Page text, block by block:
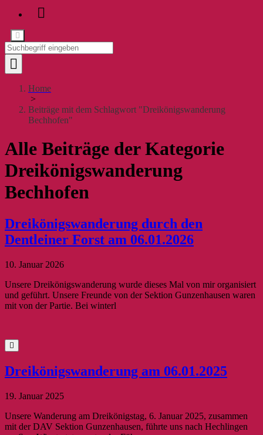
Home
>
Beiträge mit dem Schlagwort "Dreikönigswanderung
Bechhofen"
Alle Beiträge der Kategorie
Dreikönigswanderung
Bechhofen
Dreikönigswanderung durch den
Dentleiner Forst am 06.01.2026
10. Januar 2026
Unsere Dreikönigswanderung wurde dieses Mal von mir organisiert
und geführt. Unsere Freunde von der Sektion Gunzenhausen waren
mit von der Partie. Bei winterl
Dreikönigswanderung am 06.01.2025
19. Januar 2025
Unsere Wanderung am Dreikönigstag, 6. Januar 2025, zusammen
mit der DAV Sektion Gunzenhausen, führte uns nach Hechlingen